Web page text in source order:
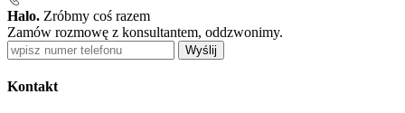
Halo. Zróbmy coś razem
Zamów rozmowę z konsultantem, oddzwonimy.
Wyślij
Kontakt